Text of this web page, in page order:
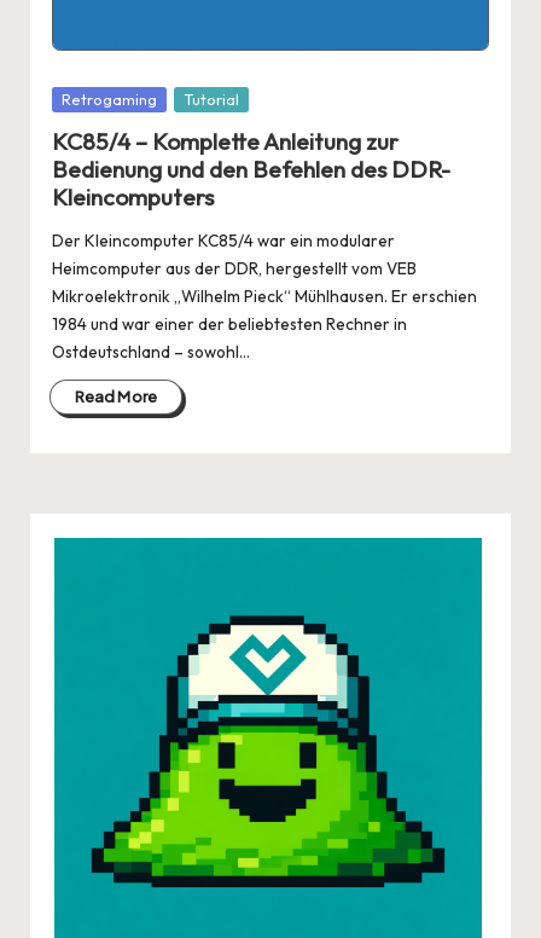
Posted
Retrogaming Tutorial
KC85/4 – Komplette Anleitung zur
Bedienung und den Befehlen des DDR-
Kleincomputers
Der Kleincomputer KC85/4 war ein modularer
Heimcomputer aus der DDR, hergestellt vom VEB
Mikroelektronik „Wilhelm Pieck“ Mühlhausen. Er erschien
1984 und war einer der beliebtesten Rechner in
Ostdeutschland – sowohl…
Read More